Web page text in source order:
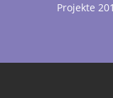
Projekte